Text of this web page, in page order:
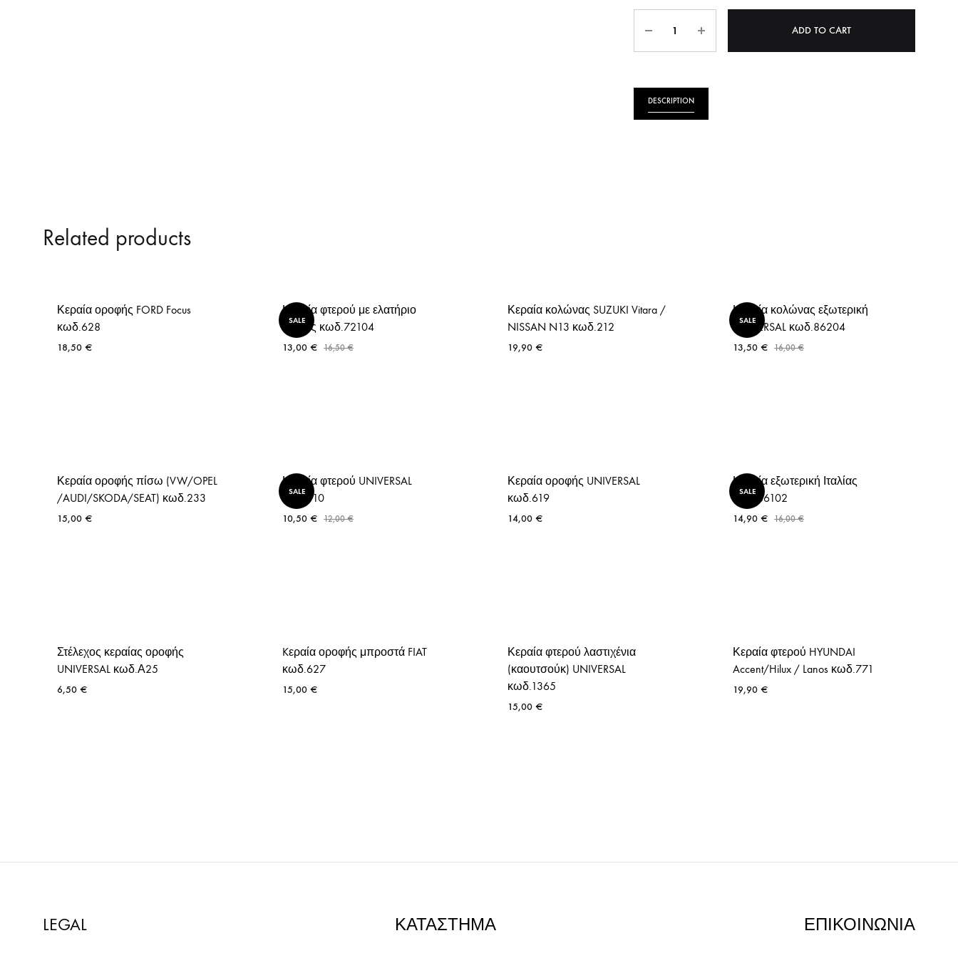
ΘΕΡΜΟΣΤΑΤΕΣ ΑΥΤΟΚΙΝΗΤΩΝ
ΤΑΠΕΣ ΨΥΓΕΙΟΥ
ΛΑΔΙΟΥ
ADD TO CART
DESCRIPTION
Related products
Κεραία οροφής FORD Focus
κωδ.628
18,50 €
SALE
Κεραία φτερού με ελατήριο
Ιταλίας κωδ.72104
13,00 € 16,50€
Κεραία κολώνας SUZUKI Vitara /
NISSAN N13 κωδ.212
19,90 €
SALE
Κεραία κολώνας εξωτερική
UNIVERSAL κωδ.86204
13,50 € 16,00€
Κεραία οροφής πίσω (VW/OPEL
/AUDI/SKODA/SEAT) κωδ.233
15,00 €
SALE
Κεραία φτερού UNIVERSAL
κωδ.710
10,50 € 12,00€
Κεραία οροφής UNIVERSAL
κωδ.619
14,00 €
SALE
Κεραία εξωτερική Ιταλίας
κωδ.86102
14,90 € 16,00€
Στέλεχος κεραίας οροφής
UNIVERSAL κωδ.Α25
6,50 €
Kεραία οροφής μπροστά FIAT
κωδ.627
15,00 €
Κεραία φτερού λαστιχένια
(καουτσούκ) UNIVERSAL
κωδ.1365
15,00 €
Κεραία φτερού HYUNDAI
Accent/Hilux / Lanos κωδ.771
19,90 €
LEGAL ΚΑΤΑΣΤΗΜΑ ΕΠΙΚΟΙΝΩΝΙΑ